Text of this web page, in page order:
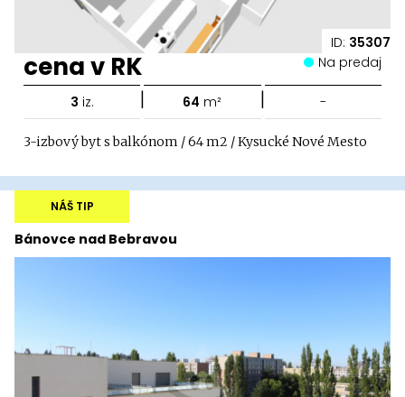
ID: 35307
cena v RK Na predaj
3 iz. | 64 m² | -
3-izbový byt s balkónom / 64 m2 / Kysucké Nové Mesto
Bánovce nad Bebravou
NÁŠ TIP